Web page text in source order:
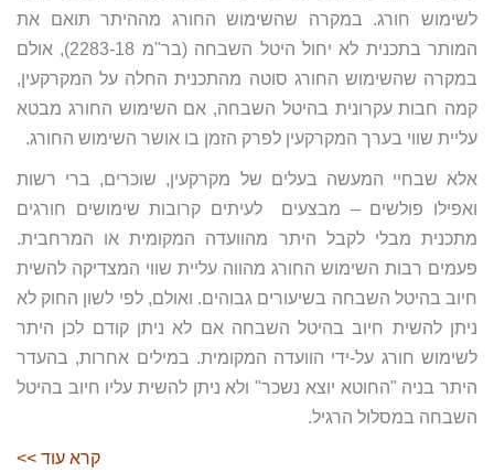
לשימוש חורג. במקרה שהשימוש החורג מההיתר תואם את
המותר בתכנית לא יחול היטל השבחה (בר"מ 2283-18), אולם
במקרה שהשימוש החורג סוטה מהתכנית החלה על המקרקעין,
קמה חבות עקרונית בהיטל השבחה, אם השימוש החורג מבטא
עליית שווי בערך המקרקעין לפרק הזמן בו אושר השימוש החורג.
אלא שבחיי המעשה בעלים של מקרקעין, שוכרים, ברי רשות
ואפילו פולשים – מבצעים לעיתים קרובות שימושים חורגים
מתכנית מבלי לקבל היתר מהוועדה המקומית או המרחבית.
פעמים רבות השימוש החורג מהווה עליית שווי המצדיקה להשית
חיוב בהיטל השבחה בשיעורים גבוהים. ואולם, לפי לשון החוק לא
ניתן להשית חיוב בהיטל השבחה אם לא ניתן קודם לכן היתר
לשימוש חורג על-ידי הוועדה המקומית. במילים אחרות, בהעדר
היתר בניה "החוטא יוצא נשכר" ולא ניתן להשית עליו חיוב בהיטל
השבחה במסלול הרגיל.
קרא עוד >>